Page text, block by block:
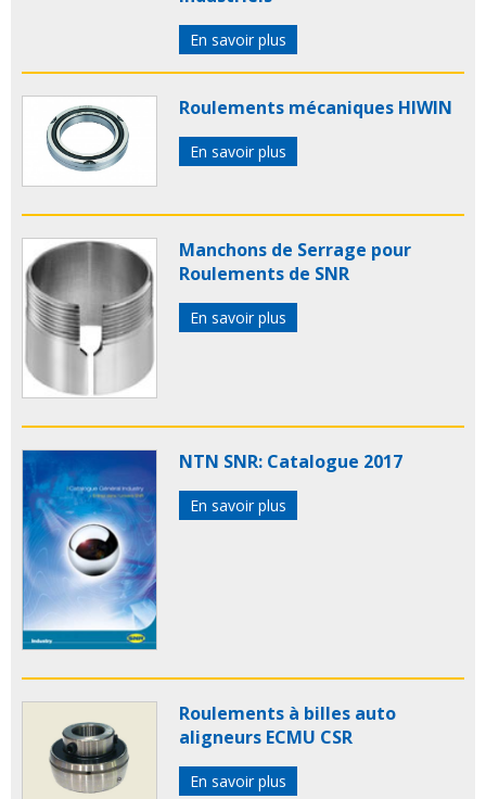
En savoir plus
Roulements mécaniques HIWIN
En savoir plus
Manchons de Serrage pour
Roulements de SNR
En savoir plus
NTN SNR: Catalogue 2017
En savoir plus
Roulements à billes auto
aligneurs ECMU CSR
En savoir plus